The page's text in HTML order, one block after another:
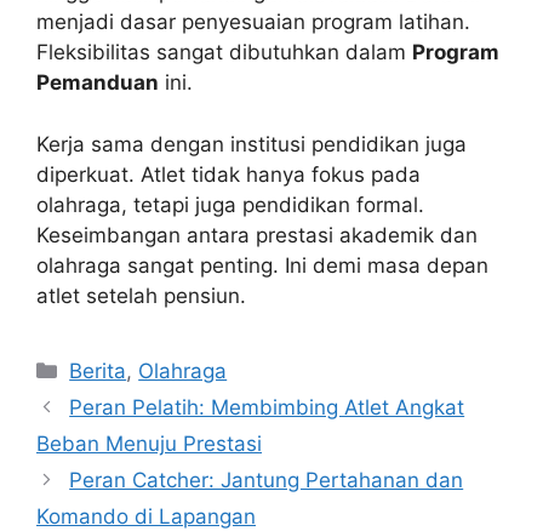
menjadi dasar penyesuaian program latihan.
Fleksibilitas sangat dibutuhkan dalam Program
Pemanduan ini.
Kerja sama dengan institusi pendidikan juga
diperkuat. Atlet tidak hanya fokus pada
olahraga, tetapi juga pendidikan formal.
Keseimbangan antara prestasi akademik dan
olahraga sangat penting. Ini demi masa depan
atlet setelah pensiun.
Kategori
Berita, Olahraga
Peran Pelatih: Membimbing Atlet Angkat
Beban Menuju Prestasi
Peran Catcher: Jantung Pertahanan dan
Komando di Lapangan